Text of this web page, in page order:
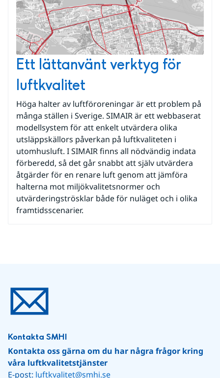
Ett lättanvänt verktyg för
luftkvalitet
Höga halter av luftföroreningar är ett problem på
många ställen i Sverige. SIMAIR är ett webbaserat
modellsystem för att enkelt utvärdera olika
utsläppskällors påverkan på luftkvaliteten i
utomhusluft. I SIMAIR finns all nödvändig indata
förberedd, så det går snabbt att själv utvärdera
åtgärder för en renare luft genom att jämföra
halterna mot miljökvalitetsnormer och
utvärderingströsklar både för nuläget och i olika
framtidsscenarier.
Kontakta SMHI
Kontakta oss gärna om du har några frågor kring
våra luftkvalitetstjänster
E-post: luftkvalitet@smhi.se